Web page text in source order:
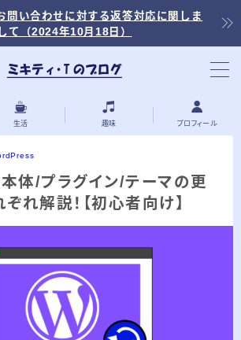
問い合わせに対する返答対応に関しま
して（2024年10月18日）
浅羽ビオトープ」で野鳥観察 ～2026年
～
秋ヶ瀬公園」春の野鳥観察 ～2026年3
生活 趣味 プロフィール
体/プラグイン/テーマの更
れ解説！【初心者向け】